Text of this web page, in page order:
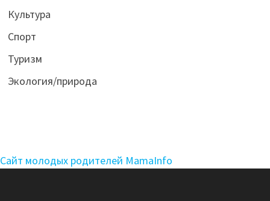
Культура
Спорт
Туризм
Экология/природа
Сайт молодых родителей MamaInfo